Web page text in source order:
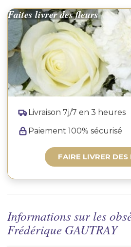
Faites livrer des fleurs
Livraison 7j/7 en 3 heures
Paiement 100% sécurisé
FAIRE LIVRER DES
Informations sur les
Frédérique GAUTRAY